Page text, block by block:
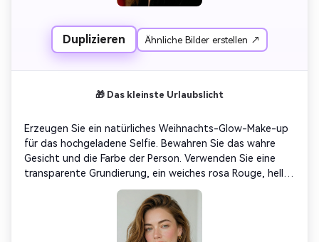
Duplizieren Ähnliche Bilder erstellen ↗
🎁 Das kleinste Urlaubslicht
Erzeugen Sie ein natürliches Weihnachts-Glow-Make-up
für das hochgeladene Selfie. Bewahren Sie das wahre
Gesicht und die Farbe der Person. Verwenden Sie eine
transparente Grundierung, ein weiches rosa Rouge, helle
pfirsichfarbene glänzende Lippen, einen Hauch von
goldenem Glanz auf den Augenlidern, zarte Highlights
auf dem Nasenrücken und den Wangen. Weiches
Tageslicht, saubere Studiohintergründe, ultra-